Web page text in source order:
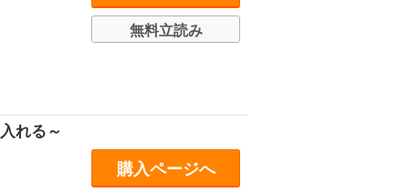
無料立読み
れる～
購入ページへ